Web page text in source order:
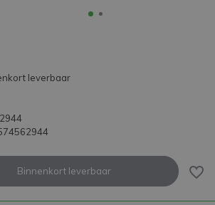
leverbaar
Binnenkort leverbaar